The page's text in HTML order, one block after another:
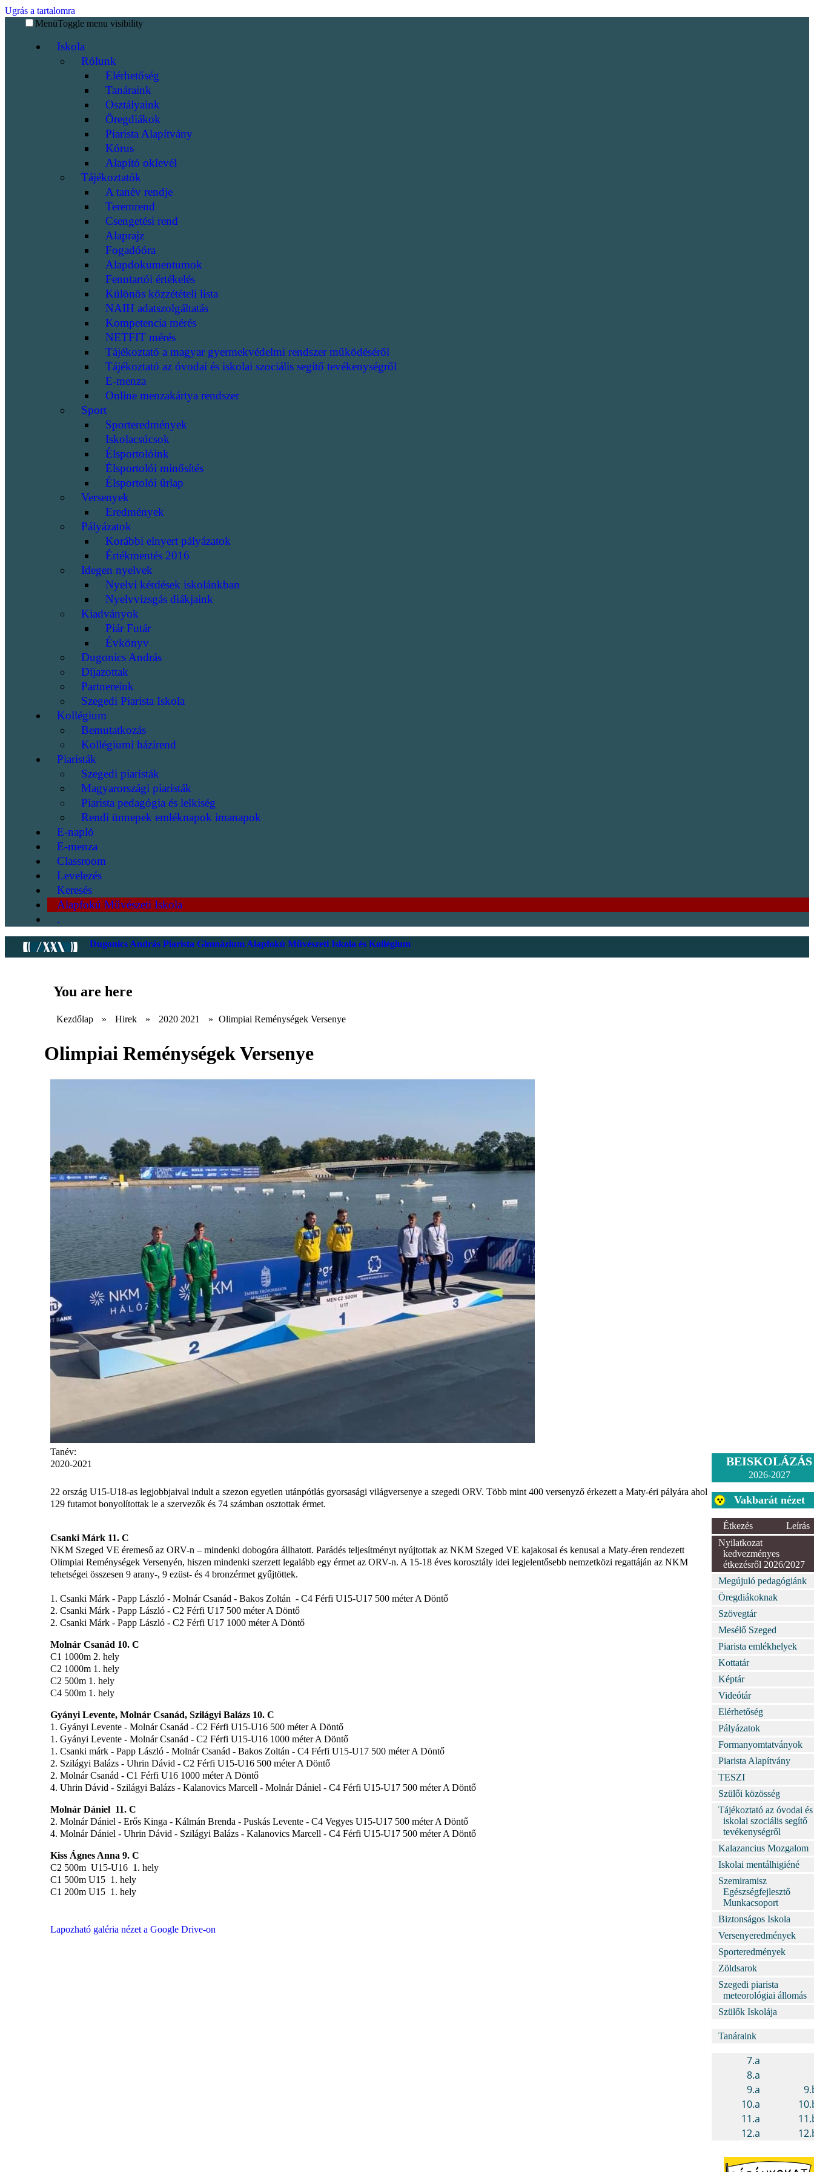
Ugrás a tartalomra
MenüToggle menu visibility
Iskola
Rólunk
Elérhetőség
Tanáraink
Osztályaink
Öregdiákok
Piarista Alapítvány
Kórus
Alapító oklevél
Tájékoztatók
A tanév rendje
Teremrend
Csengetési rend
Alaprajz
Fogadóóra
Alapdokumentumok
Fenntartói értékelés
Különös közzétételi lista
NAIH adatszolgáltatás
Kompetencia mérés
NETFIT mérés
Tájékoztató a magyar gyermekvédelmi rendszer működéséről
Tájékoztató az óvodai és iskolai szociális segítő tevékenységről
E-menza
Online menzakártya rendszer
Sport
Sporteredmények
Iskolacsúcsok
Élsportolóink
Élsportolói minősítés
Élsportolói űrlap
Versenyek
Eredmények
Pályázatok
Korábbi elnyert pályázatok
Értékmentés 2016
Idegen nyelvek
Nyelvi kérdések iskolánkban
Nyelvvizsgás diákjaink
Kiadványok
Piár Futár
Évkönyv
Dugonics András
Díjazottak
Partnereink
Szegedi Piarista Iskola
Kollégium
Bemutatkozás
Kollégiumi házirend
Piaristák
Szegedi piaristák
Magyarországi piaristák
Piarista pedagógia és lelkiség
Rendi ünnepek emléknapok imanapok
E-napló
E-menza
Classroom
Levelezés
Keresés
Alapfokú Művészeti Iskola
.
Dugonics András Piarista Gimnázium Alapfokú Művészeti Iskola és Kollégium
You are here
Kezdőlap » Hirek » 2020 2021 » Olimpiai Reménységek Versenye
Olimpiai Reménységek Versenye
Tanév:
2020-2021
22 ország U15-U18-as legjobbjaival indult a szezon egyetlen utánpótlás gyorsasági világversenye a szegedi ORV. Több mint 400 versenyző érkezett a Maty-éri pályára ahol
129 futamot bonyolítottak le a szervezők és 74 számban osztottak érmet.
Csanki Márk 11. C
NKM Szeged VE éremeső az ORV-n – mindenki dobogóra állhatott. Parádés teljesítményt nyújtottak az NKM Szeged VE kajakosai és kenusai a Maty-éren rendezett
Olimpiai Reménységek Versenyén, hiszen mindenki szerzett legalább egy érmet az ORV-n. A 15-18 éves korosztály idei legjelentősebb nemzetközi regattáján az NKM
tehetségei összesen 9 arany-, 9 ezüst- és 4 bronzérmet gyűjtöttek.
1. Csanki Márk - Papp László - Molnár Csanád - Bakos Zoltán - C4 Férfi U15-U17 500 méter A Döntő
2. Csanki Márk - Papp László - C2 Férfi U17 500 méter A Döntő
2. Csanki Márk - Papp László - C2 Férfi U17 1000 méter A Döntő
Molnár Csanád 10. C
C1 1000m 2. hely
C2 1000m 1. hely
C2 500m 1. hely
C4 500m 1. hely
Gyányi Levente, Molnár Csanád, Szilágyi Balázs 10. C
1. Gyányi Levente - Molnár Csanád - C2 Férfi U15-U16 500 méter A Döntő
1. Gyányi Levente - Molnár Csanád - C2 Férfi U15-U16 1000 méter A Döntő
1. Csanki márk - Papp László - Molnár Csanád - Bakos Zoltán - C4 Férfi U15-U17 500 méter A Döntő
2. Szilágyi Balázs - Uhrin Dávid - C2 Férfi U15-U16 500 méter A Döntő
2. Molnár Csanád - C1 Férfi U16 1000 méter A Döntő
4. Uhrin Dávid - Szilágyi Balázs - Kalanovics Marcell - Molnár Dániel - C4 Férfi U15-U17 500 méter A Döntő
Molnár Dániel 11. C
2. Molnár Dániel - Erős Kinga - Kálmán Brenda - Puskás Levente - C4 Vegyes U15-U17 500 méter A Döntő
4. Molnár Dániel - Uhrin Dávid - Szilágyi Balázs - Kalanovics Marcell - C4 Férfi U15-U17 500 méter A Döntő
Kiss Ágnes Anna 9. C
C2 500m U15-U16 1. hely
C1 500m U15 1. hely
C1 200m U15 1. hely
Lapozható galéria nézet a Google Drive-on
BEISKOLÁZÁS
2026-2027
Vakbarát nézet
Étkezés
Leírás
Nyilatkozat
kedvezményes
étkezésről 2026/2027
Megújuló pedagógiánk
Öregdiákoknak
Szövegtár
Mesélő Szeged
Piarista emlékhelyek
Kottatár
Képtár
Videótár
Elérhetőség
Pályázatok
Formanyomtatványok
Piarista Alapítvány
TESZI
Szülői közösség
Tájékoztató az óvodai és
iskolai szociális segítő
tevékenységről
Kalazancius Mozgalom
Iskolai mentálhigiéné
Szemiramisz
Egészségfejlesztő
Munkacsoport
Biztonságos Iskola
Versenyeredmények
Sporteredmények
Zöldsarok
Szegedi piarista
meteorológiai állomás
Szülők Iskolája
Tanáraink